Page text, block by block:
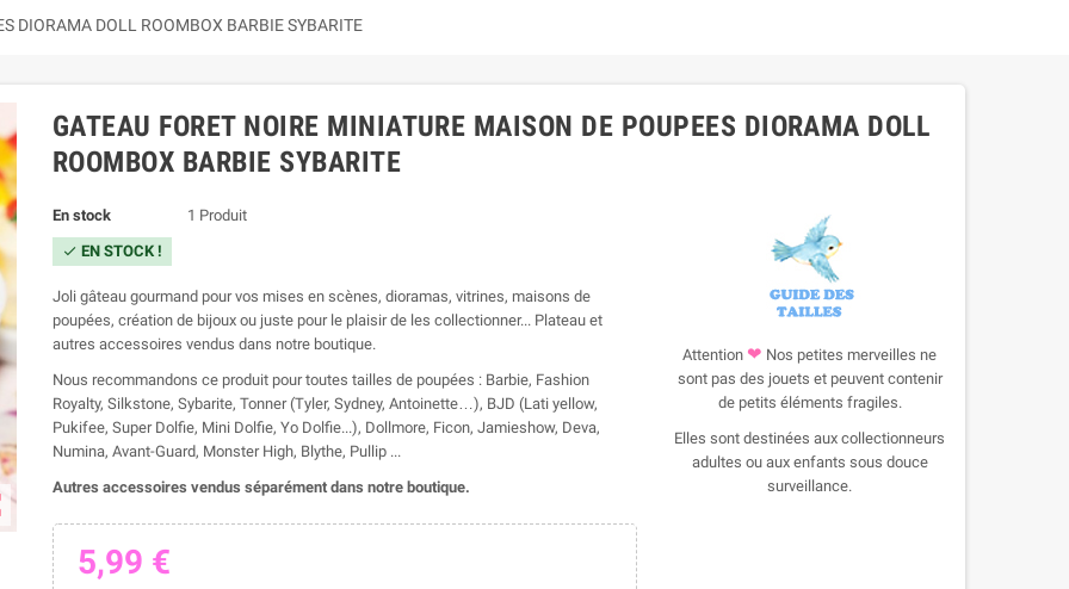
DIORAMA DOLL ROOMBOX BARBIE SYBARITE
GATEAU FORET NOIRE MINIATURE MAISON DE POUPEES DIORAMA DOLL
ROOMBOX BARBIE SYBARITE
En stock 1 Produit
check EN STOCK !
Joli gâteau gourmand pour vos mises en scènes, dioramas, vitrines, maisons de
poupées, création de bijoux ou juste pour le plaisir de les collectionner... Plateau et
autres accessoires vendus dans notre boutique.
Nous recommandons ce produit pour toutes tailles de poupées : Barbie, Fashion
Royalty, Silkstone, Sybarite, Tonner (Tyler, Sydney, Antoinette…), BJD (Lati yellow,
Pukifee, Super Dolfie, Mini Dolfie, Yo Dolfie...), Dollmore, Ficon, Jamieshow, Deva,
Numina, Avant-Guard, Monster High, Blythe, Pullip ...
Autres accessoires vendus séparément dans notre boutique.
5,99 €
Attention ❤ Nos petites merveilles ne
sont pas des jouets et peuvent contenir
de petits éléments fragiles.
Elles sont destinées aux collectionneurs
adultes ou aux enfants sous douce
surveillance.